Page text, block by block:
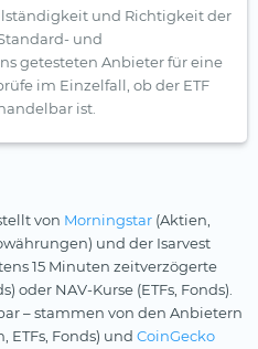
und Richtigkeit der
und
getesteten Anbieter für eine
im Einzelfall, ob der ETF
ist.
von Morningstar (Aktien,
und der Isarvest
15 Minuten zeitverzögerte
oder NAV-Kurse (ETFs, Fonds).
– stammen von den Anbietern
ETFs, Fonds) und CoinGecko